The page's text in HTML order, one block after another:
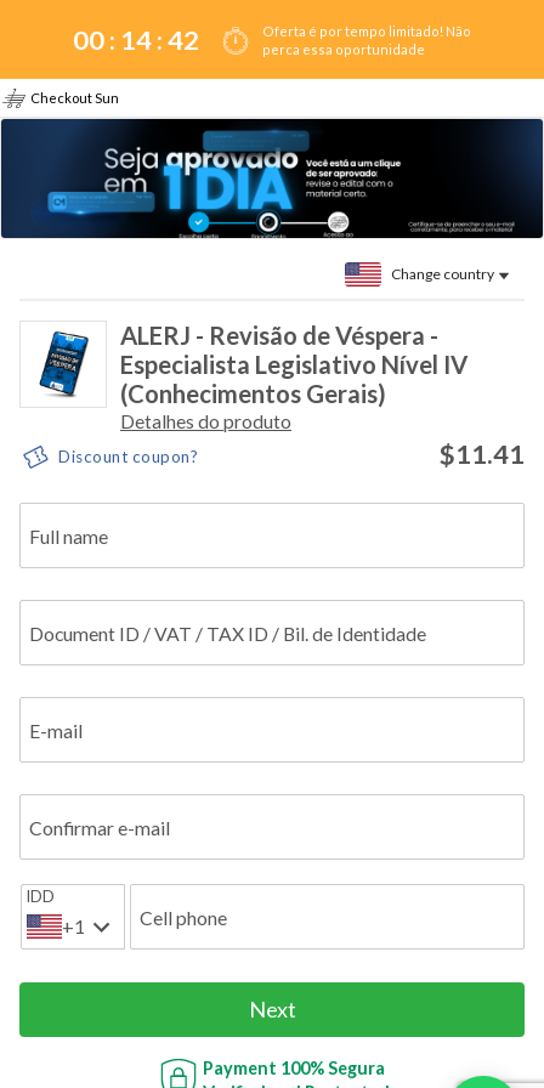
00 : 14:42
Oferta é por tempo limitado! Não
perca essa oportunidade
Checkout Sun
Change country
ALERJ - Revisão de Véspera -
Especialista Legislativo Nível IV
(Conhecimentos Gerais)
Detalhes do produto
Discount coupon? $11.41
Full name
Document ID / VAT / TAX ID / Bil. de Identidade
E-mail
Confirmar e-mail
IDD
+1 Cell phone
Next
Payment 100% Segura